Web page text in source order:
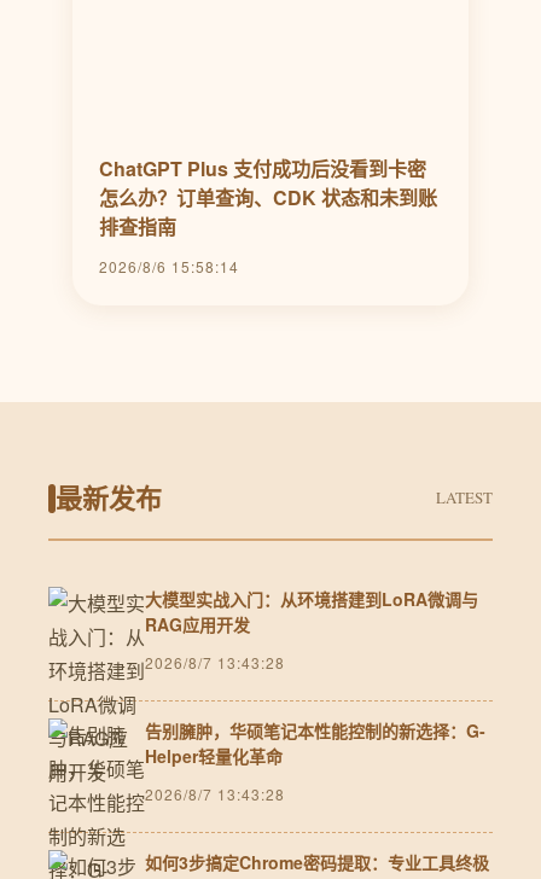
ChatGPT Plus 支付成功后没看到卡密
怎么办？订单查询、CDK 状态和未到账
排查指南
2026/8/6 15:58:14
最新发布 LATEST
大模型实战入门：从环境搭建到LoRA微调与
RAG应用开发
2026/8/7 13:43:28
告别臃肿，华硕笔记本性能控制的新选择：G-
Helper轻量化革命
2026/8/7 13:43:28
如何3步搞定Chrome密码提取：专业工具终极